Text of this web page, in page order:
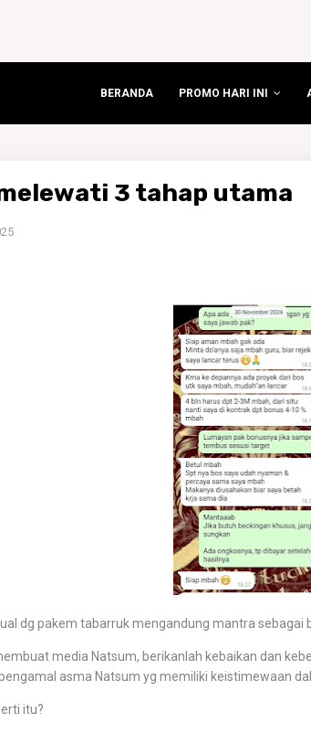
BERANDA PROMO HARI INI
3 tahap utama
dg pakem tabarruk mengandung mantra sebagai
media Natsum, berikanlah kebaikan dan
asma Natsum yg memiliki keistimewaan
itu?